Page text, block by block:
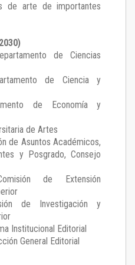
de arte de importantes
de Ciencias
de Ciencia y
de Economía y
de Artes
de Asuntos Académicos,
y Posgrado, Consejo
de Extensión
de Investigación y
Institucional Editorial
General Editorial